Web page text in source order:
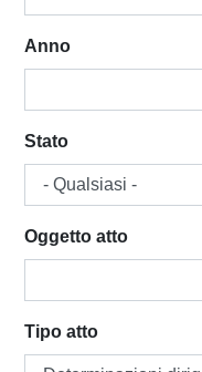
Anno
Stato
Oggetto atto
Tipo atto